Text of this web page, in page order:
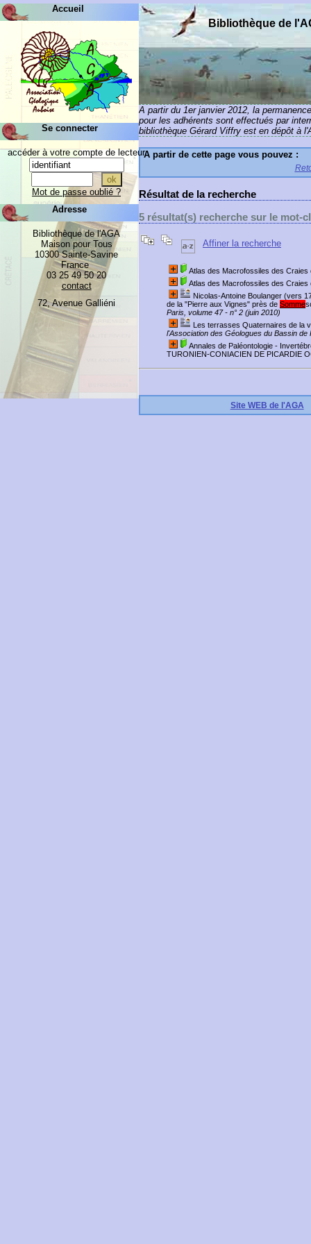
A partir du 1er janvier 2012, la
pour les adhérents sont effectués par
bibliothèque Gérard Viffry est en dépôt à
A partir de cette page vous pouvez :
Résultat de la recherche
5 résultat(s) recherche sur le mot-
Affiner la recherche
Atlas des Macrofossiles des Craies
Atlas des Macrofossiles des Craies
Nicolas-Antoine Boulanger (vers
de la "Pierre aux Vignes" près de Somme
Paris, volume 47 - n° 2 (juin 2010)
Les terrasses Quaternaires de la
l'Association des Géologues du Bassin de
Annales de Paléontologie -
TURONIEN-CONIACIEN DE PICARDIE
Site WEB de l'AGA
Bibliothèque de
Accueil
Se connecter
accéder à votre compte de lecteur
Mot de passe oublié ?
Adresse
Bibliothèque de l'AGA
Maison pour Tous
10300 Sainte-Savine
France
03 25 49 50 20
contact
72, Avenue Galliéni